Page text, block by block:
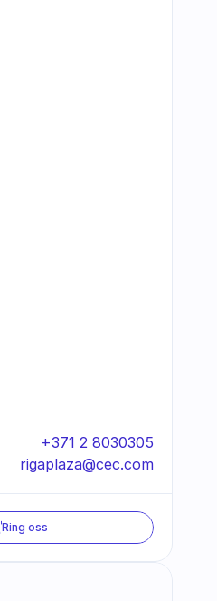
+371 2 8030305
rigaplaza@cec.com
Ring oss